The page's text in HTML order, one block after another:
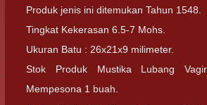
Produk jenis ini ditemukan Tahun 1548.
Tingkat Kekerasan 6.5-7 Mohs.
Ukuran Batu : 26x21x9 milimeter.
Stok Produk Mustika Lubang
Mempesona 1 buah.